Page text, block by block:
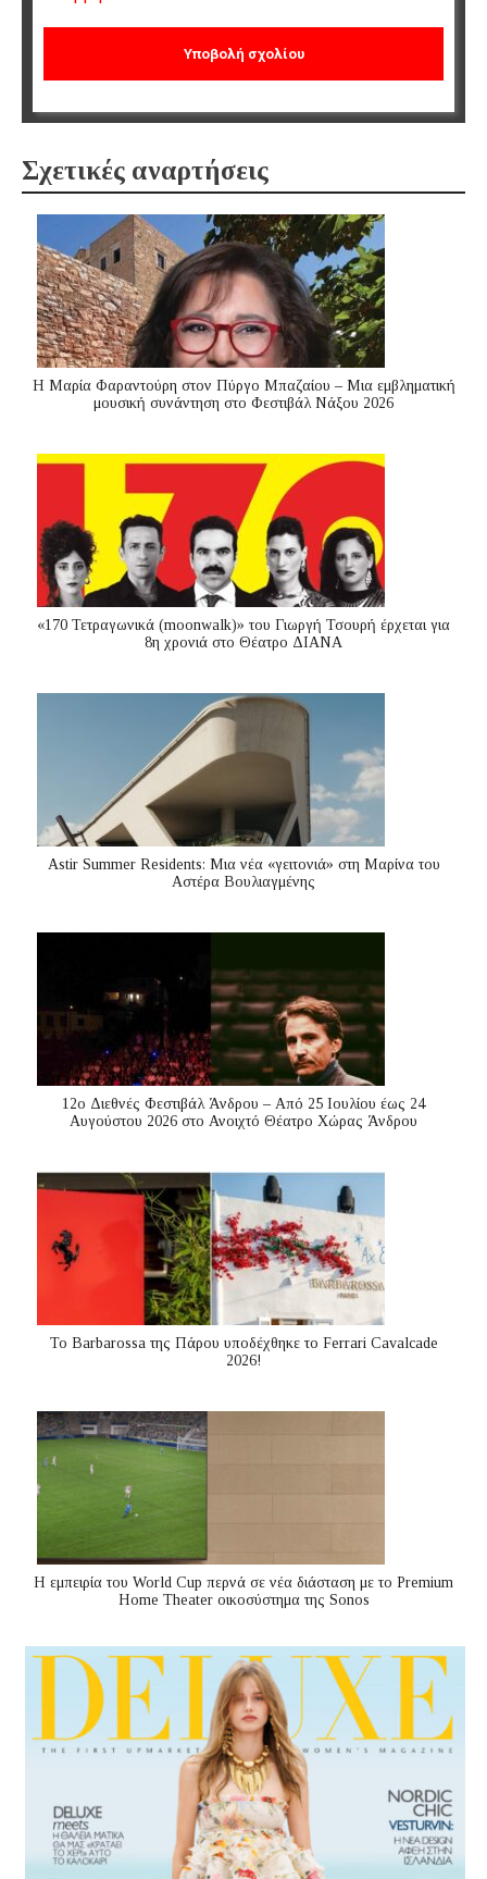
Σχετικές αναρτήσεις
Η Μαρία Φαραντούρη στον Πύργο Μπαζαίου – Μια εμβληματική
μουσική συνάντηση στο Φεστιβάλ Νάξου 2026
«170 Τετραγωνικά (moonwalk)» του Γιωργή Τσουρή έρχεται για
8η χρονιά στο Θέατρο ΔΙΑΝΑ
Astir Summer Residents: Μια νέα «γειτονιά» στη Μαρίνα του
Αστέρα Βουλιαγμένης
12ο Διεθνές Φεστιβάλ Άνδρου – Από 25 Ιουλίου έως 24
Αυγούστου 2026 στο Ανοιχτό Θέατρο Χώρας Άνδρου
Το Barbarossa της Πάρου υποδέχθηκε το Ferrari Cavalcade
2026!
Η εμπειρία του World Cup περνά σε νέα διάσταση με το Premium
Home Theater οικοσύστημα της Sonos